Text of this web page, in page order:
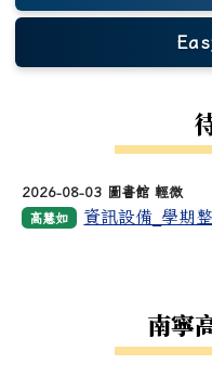
2026-08-03 圖書館 輕微
高慧如 資訊設備_學期
南寧